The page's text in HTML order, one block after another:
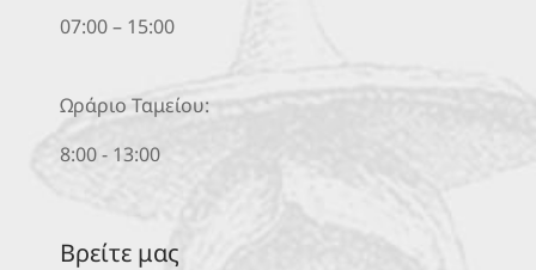
07:00 – 15:00
Ωράριο Ταμείου:
8:00 - 13:00
Βρείτε μας